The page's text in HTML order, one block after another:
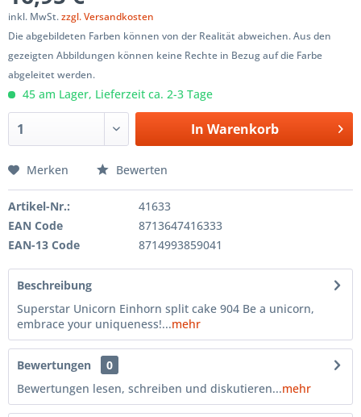
inkl. MwSt.zzgl. Versandkosten
Die abgebildeten Farben können von der Realität abweichen. Aus den
gezeigten Abbildungen können keine Rechte in Bezug auf die Farbe
abgeleitet werden.
45 am Lager, Lieferzeit ca. 2-3 Tage
In Warenkorb
Merken Bewerten
Artikel-Nr.:
41633
EAN Code
8713647416333
EAN-13 Code
8714993859041
Beschreibung
Superstar Unicorn Einhorn split cake 904 Be a unicorn,
embrace your uniqueness!...mehr
Bewertungen
0
Bewertungen lesen, schreiben und diskutieren...mehr